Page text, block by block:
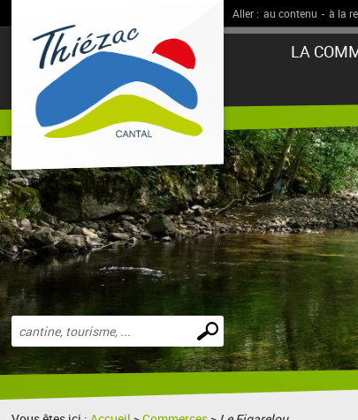
Aller : au contenu - à la
LA
Effectuer
une